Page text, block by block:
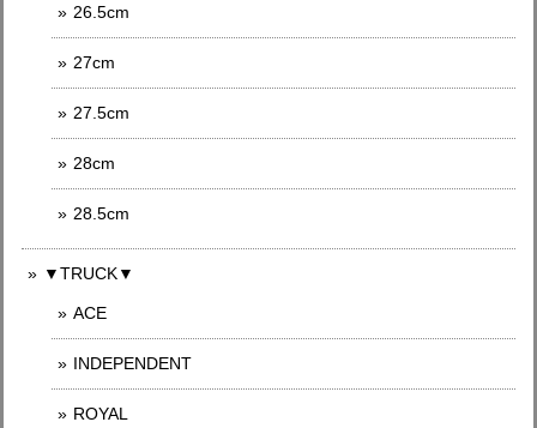
26.5cm
27cm
27.5cm
28cm
28.5cm
▼TRUCK▼
ACE
INDEPENDENT
ROYAL